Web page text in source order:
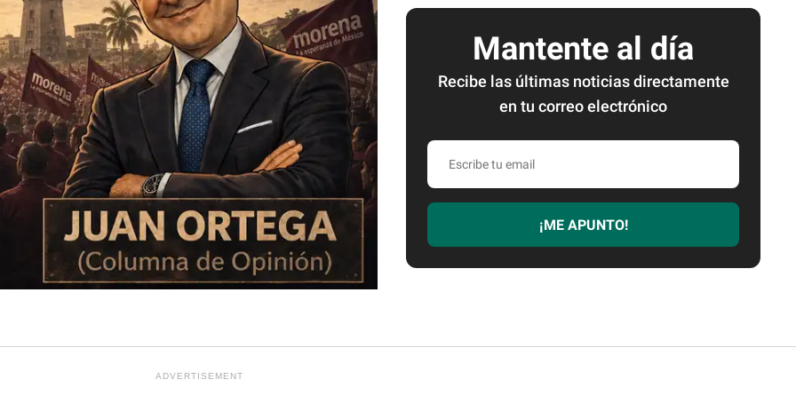
contra
Mantente al día
Recibe las últimas noticias directamente
en tu correo electrónico
Escribe
email
¡ME APUNTO!